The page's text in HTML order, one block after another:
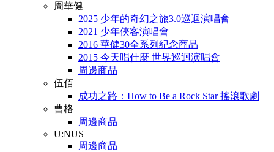
周華健
2025 少年的奇幻之旅3.0巡迴演唱會
2021 少年俠客演唱會
2016 華健30全系列紀念商品
2015 今天唱什麼 世界巡迴演唱會
周邊商品
伍佰
成功之路：How to Be a Rock Star 搖滾歌劇
曹格
周邊商品
U:NUS
周邊商品